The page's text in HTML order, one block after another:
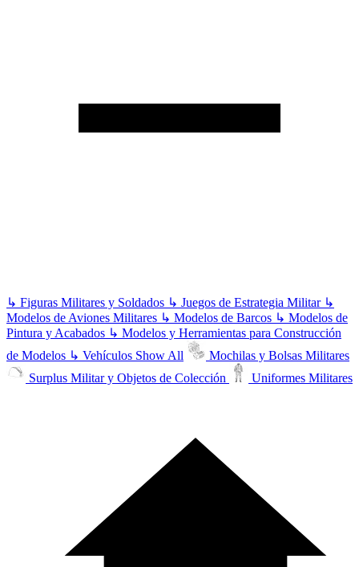
↳ Figuras Militares y Soldados ↳ Juegos de Estrategia Militar ↳
Modelos de Aviones Militares ↳ Modelos de Barcos ↳ Modelos de
Pintura y Acabados ↳ Modelos y Herramientas para Construcción
de Modelos ↳ Vehículos Show All
Mochilas y Bolsas Militares
Surplus Militar y Objetos de Colección
Uniformes Militares